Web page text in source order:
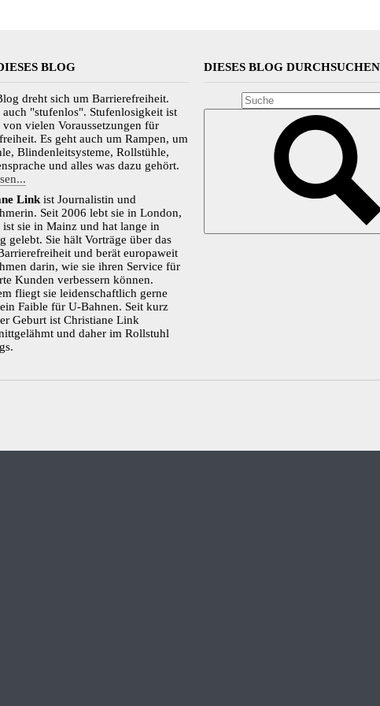
BLOG
dreht sich um Barrierefreiheit.
auch "stufenlos". Stufenlosigkeit ist
von vielen Voraussetzungen für
Es geht auch um Rampen, um
Blindenleitsysteme, Rollstühle,
und alles was dazu gehört.
Linkist Journalistin und
Seit 2006 lebt sie in London,
ist sie in Mainz und hat lange in
gelebt. Sie hält Vorträge über das
und berät europaweit
darin, wie sie ihren Service für
Kunden verbessern können.
fliegt sie leidenschaftlich gerne
Faible für U-Bahnen. Seit kurz
Geburt ist Christiane Link
und daher im Rollstuhl
DIESES BLOG DURCHSUCHEN